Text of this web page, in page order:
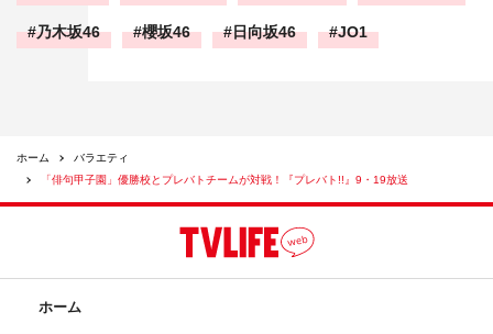
乃木坂46 櫻坂46 日向坂46 JO1
ホーム
バラエティ
「俳句甲子園」優勝校とプレバトチームが対戦！『プレバト!!』9・19放送
ホーム